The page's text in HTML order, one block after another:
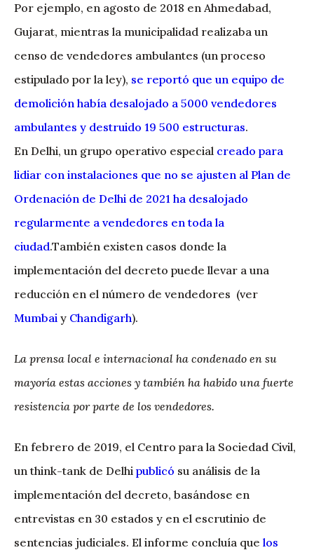
Por ejemplo, en agosto de 2018 en Ahmedabad,
Gujarat, mientras la municipalidad realizaba un
censo de vendedores ambulantes (un proceso
estipulado por la ley), se reportó que un equipo de
demolición había desalojado a 5000 vendedores
ambulantes y destruido 19 500 estructuras.
En Delhi, un grupo operativo especial creado para
lidiar con instalaciones que no se ajusten al Plan de
Ordenación de Delhi de 2021 ha desalojado
regularmente a vendedores en toda la
ciudad.También existen casos donde la
implementación del decreto puede llevar a una
reducción en el número de vendedores (ver
Mumbai y Chandigarh).
La prensa local e internacional ha condenado en su
mayoría estas acciones y también ha habido una fuerte
resistencia por parte de los vendedores.
En febrero de 2019, el Centro para la Sociedad Civil,
un think-tank de Delhi publicó su análisis de la
implementación del decreto, basándose en
entrevistas en 30 estados y en el escrutinio de
sentencias judiciales. El informe concluía que los